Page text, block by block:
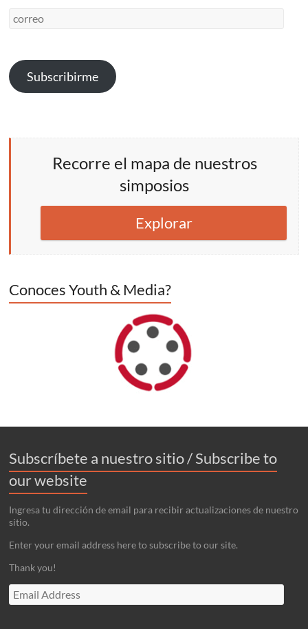
correo
Subscribirme
Recorre el mapa de nuestros
simposios
Explorar
Conoces Youth & Media?
Subscríbete a nuestro sitio / Subscribe to
our website
Ingresa tu dirección de email para recibir actualizaciones de nuestro
sitio.
Enter your email address here to subscribe to our site.
Thank you!
Email
Address